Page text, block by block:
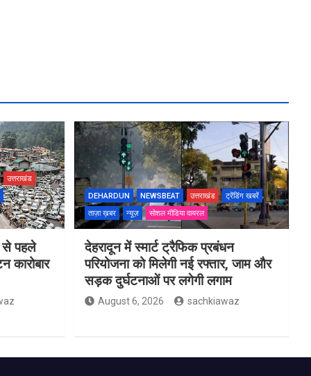
उत्तराखंड
से पहले
कारोबार
DEHARDUN NEWSBEAT उत्तराखंड
ट्रेंडिंग खबरें
ताज़ा ख़बर
न्यूज़ सोशल मीडिया वायरल
देहरादून में स्मार्ट ट्रैफिक प्रबंधन
परियोजना को मिलेगी नई रफ्तार, जाम और
सड़क दुर्घटनाओं पर लगेगी लगाम
August 6, 2026 sachkiawaz